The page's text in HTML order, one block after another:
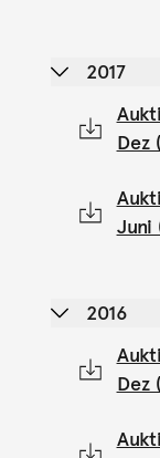
2017
Dez
Juni
2016
Dez